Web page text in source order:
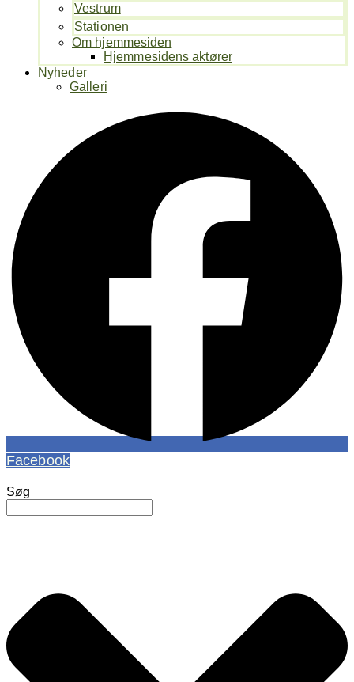
Vestrum
Stationen
Om hjemmesiden
Hjemmesidens aktører
Nyheder
Galleri
Facebook
Søg